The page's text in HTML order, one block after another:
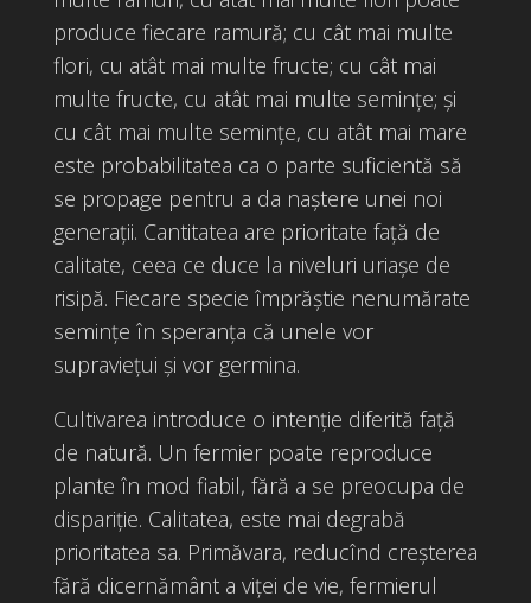
produce fiecare ramură; cu cât mai multe
flori, cu atât mai multe fructe; cu cât mai
multe fructe, cu atât mai multe semințe; și
cu cât mai multe semințe, cu atât mai mare
este probabilitatea ca o parte suficientă să
se propage pentru a da naștere unei noi
generații. Cantitatea are prioritate față de
calitate, ceea ce duce la niveluri uriaşe de
risipă. Fiecare specie împrăștie nenumărate
semințe în speranța că unele vor
supraviețui și vor germina.
Cultivarea introduce o intenție diferită față
de natură. Un fermier poate reproduce
plante în mod fiabil, fără a se preocupa de
dispariție. Calitatea, este mai degrabă
prioritatea sa. Primăvara, reducînd creșterea
fără dicernământ a viței de vie, fermierul